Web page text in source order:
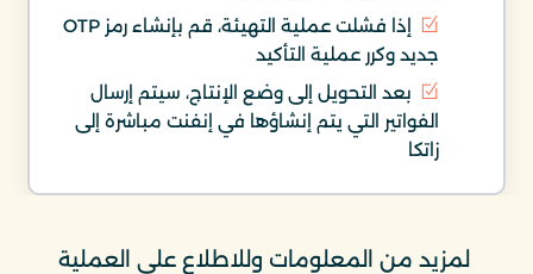
إذا فشلت عملية التهيئة، قم بإنشاء رمز OTP
جديد وكرر عملية التأكيد
بعد التحويل إلى وضع الإنتاج، سيتم إرسال
الفواتير التي يتم إنشاؤها في إنفنت مباشرة إلى
زاتكا
لمزيد من المعلومات وللاطلاع على العملية